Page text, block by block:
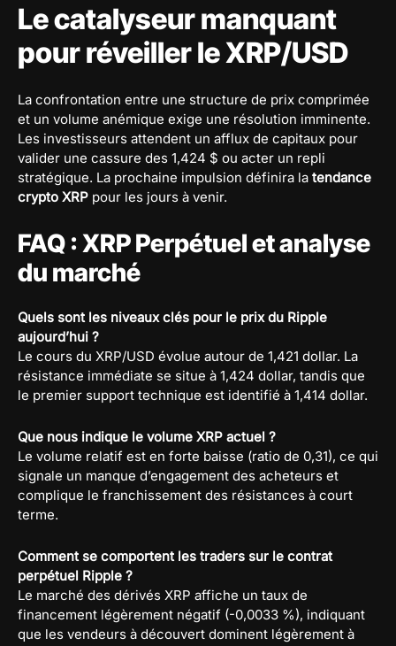
Le catalyseur manquant
pour réveiller le XRP/USD
La confrontation entre une structure de prix comprimée
et un volume anémique exige une résolution imminente.
Les investisseurs attendent un afflux de capitaux pour
valider une cassure des 1,424 $ ou acter un repli
stratégique. La prochaine impulsion définira la tendance
crypto XRP pour les jours à venir.
FAQ : XRP Perpétuel et analyse
du marché
Quels sont les niveaux clés pour le prix du Ripple
aujourd’hui ?
Le cours du XRP/USD évolue autour de 1,421 dollar. La
résistance immédiate se situe à 1,424 dollar, tandis que
le premier support technique est identifié à 1,414 dollar.
Que nous indique le volume XRP actuel ?
Le volume relatif est en forte baisse (ratio de 0,31), ce qui
signale un manque d’engagement des acheteurs et
complique le franchissement des résistances à court
terme.
Comment se comportent les traders sur le contrat
perpétuel Ripple ?
Le marché des dérivés XRP affiche un taux de
financement légèrement négatif (-0,0033 %), indiquant
que les vendeurs à découvert dominent légèrement à